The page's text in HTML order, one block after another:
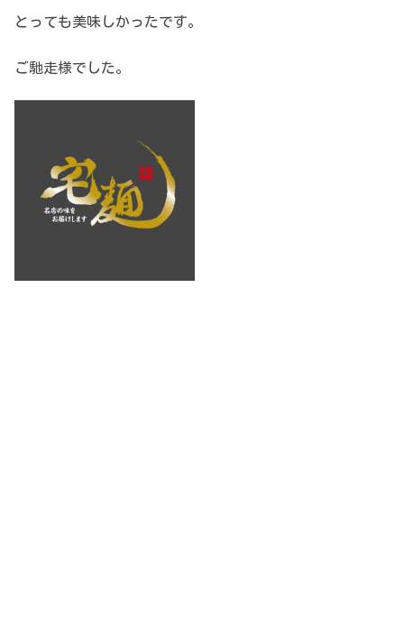
とっても美味しかったです。
ご馳走様でした。